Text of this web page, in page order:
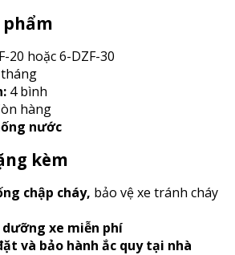
20 hoặc 6-DZF-30
tháng
4 bình
hàng
nước
kèm
chập cháy, bảo vệ xe tránh cháy
xe miễn phí
và bảo hành ắc quy tại nhà